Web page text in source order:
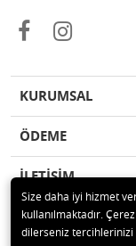
KURUMSAL
ÖDEME
İLETİŞİM
© 2018 MERCAN
Size daha iyi hizmet
kullanılmaktadır.
dilerseniz